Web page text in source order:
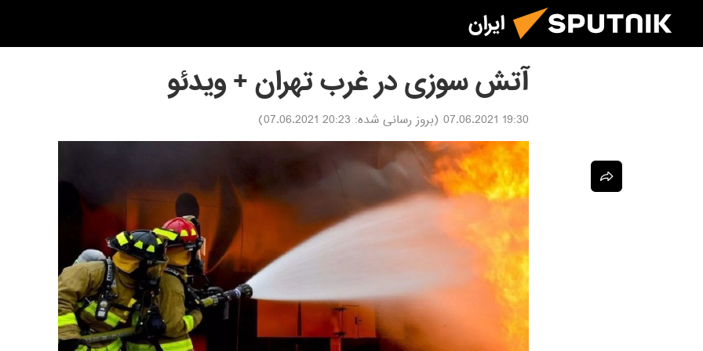
ایران
آتش سوزی در غرب تهران + ویدئو
19:30 07.06.2021 (بروز رسانی شده: 20:23 07.06.2021
)